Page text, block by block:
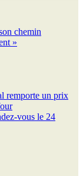
chemin
»
remporte un prix
vous le 24